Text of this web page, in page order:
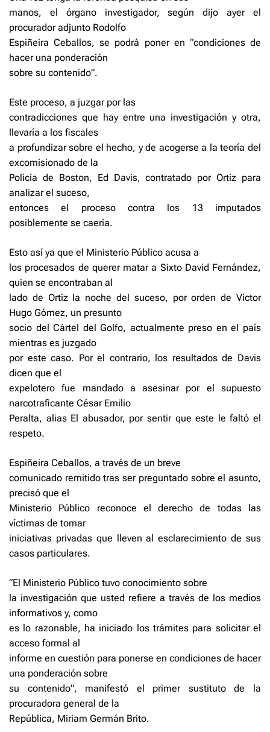
manos, el órgano investigador, según dijo ayer el
procurador adjunto Rodolfo
Espiñeira Ceballos, se podrá poner en “condiciones de
hacer una ponderación
sobre su contenido”.
Este proceso, a juzgar por las
contradicciones que hay entre una investigación y otra,
llevaría a los fiscales
a profundizar sobre el hecho, y de acogerse a la teoría del
excomisionado de la
Policía de Boston, Ed Davis, contratado por Ortiz para
analizar el suceso,
entonces el proceso contra los 13 imputados
posiblemente se caería.
Esto así ya que el Ministerio Público acusa a
los procesados de querer matar a Sixto David Fernández,
quien se encontraban al
lado de Ortiz la noche del suceso, por orden de Víctor
Hugo Gómez, un presunto
socio del Cártel del Golfo, actualmente preso en el país
mientras es juzgado
por este caso. Por el contrario, los resultados de Davis
dicen que el
expelotero fue mandado a asesinar por el supuesto
narcotraficante César Emilio
Peralta, alias El abusador, por sentir que este le faltó el
respeto.
Espiñeira Ceballos, a través de un breve
comunicado remitido tras ser preguntado sobre el asunto,
precisó que el
Ministerio Público reconoce el derecho de todas las
víctimas de tomar
iniciativas privadas que lleven al esclarecimiento de sus
casos particulares.
“El Ministerio Público tuvo conocimiento sobre
la investigación que usted refiere a través de los medios
informativos y, como
es lo razonable, ha iniciado los trámites para solicitar el
acceso formal al
informe en cuestión para ponerse en condiciones de hacer
una ponderación sobre
su contenido”, manifestó el primer sustituto de la
procuradora general de la
República, Miriam Germán Brito.